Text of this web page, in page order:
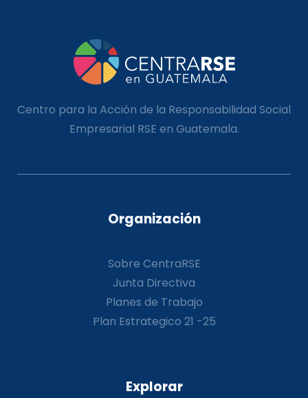
Centro para la Acción de la Responsabilidad Social
Empresarial RSE en Guatemala.
Organización
Sobre CentraRSE
Junta Directiva
Planes de Trabajo
Plan Estrategico 21 -25
Explorar